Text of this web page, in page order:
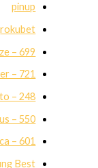
pinup
rokubet
– 699
– 721
– 248
– 550
– 601
Best